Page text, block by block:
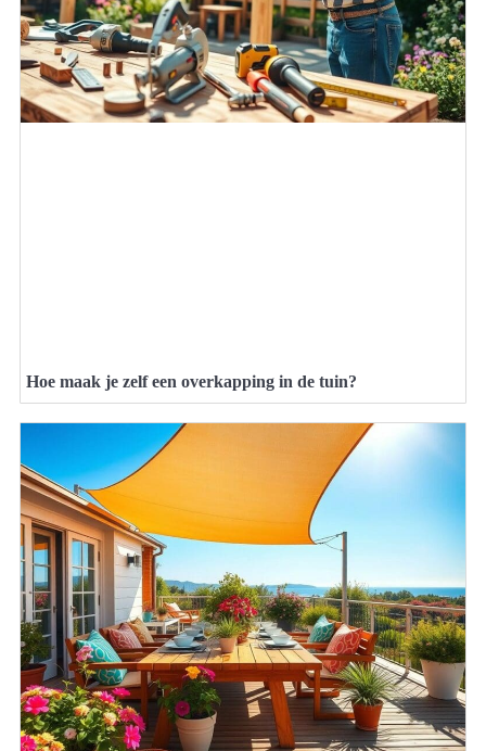
Hoe maak je zelf een overkapping in de tuin?